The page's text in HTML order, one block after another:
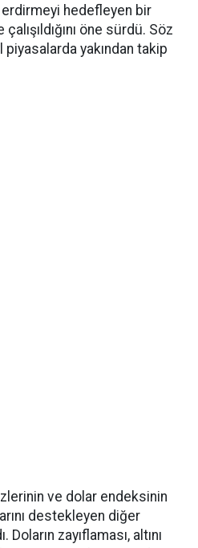
hedefleyen bir
öne sürdü. Söz
yakından takip
ve dolar endeksinin
destekleyen diğer
zayıflaması, altını